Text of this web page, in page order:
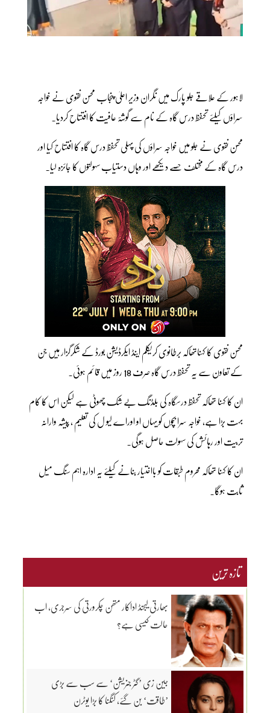
لاہور کے علاقے جلو پارک میں نگران وزیر اعلیٰ پنجاب محسن نقوی نے خواجہ
سراؤں کیلئے تحفظ درس گاہ کے نام سے گوشۂ عافیت کا افتتاح کردیا۔
محسن نقوی نے جلو میں خواجہ سراؤں کی پہلی تحفظ درس گاہ کا افتتاح کیا اور
درس گاہ کے مختلف حصے دیکھے اور وہاں دستیاب سہولتوں کا جائزہ لیا۔
محسن نقوی کا کہناتھاکہ برطانوی کریکلم اینڈ ایکرڈیشن بورڈ کے شکرگزار ہیں جن
کے تعاون سے یہ تحفظ درس گاہ صرف 18 روز میں قائم ہوئی۔
ان کا کہنا تھاکہ تحفظ درسگاہ کی بلڈنگ بے شک چھوٹی ہے لیکن اس کا کام
بہت بڑا ہے، خواجہ سرا بچوں کو یہاں او اوراے لیو ل کی تعلیم ، پیشہ وارانہ
تربیت اور رہائش کی سہولت حاصل ہوگی۔
ان کا کہنا تھاکہ محروم طبقات کو بااختیار بنانے کیلئے یہ ادارہ اہم سنگ میل
ثابت ہوگا۔
تازہ ترین
بھارتی لیجنڈ اداکار متھن چکرورتی کی سرجری، اب
حالت کیسی ہے؟
جین زی ’گٹر جنریشن‘ سے سب سے بڑی
’طاقت‘ بن گئے، کنگنا کا بڑا یوٹرن